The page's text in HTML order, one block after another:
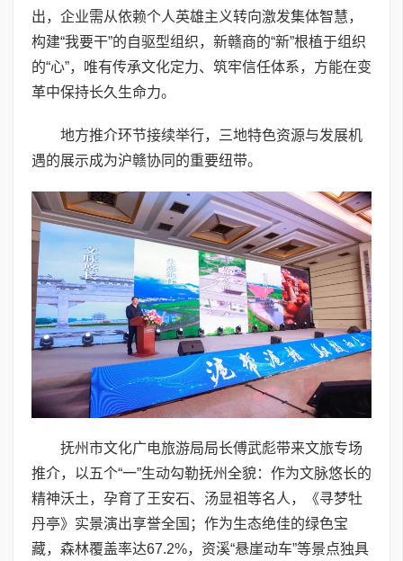
出，企业需从依赖个人英雄主义转向激发集体智慧，
构建“我要干”的自驱型组织，新赣商的“新”根植于组织
的“心”，唯有传承文化定力、筑牢信任体系，方能在变
革中保持长久生命力。
地方推介环节接续举行，三地特色资源与发展机
遇的展示成为沪赣协同的重要纽带。
抚州市文化广电旅游局局长傅武彪带来文旅专场
推介，以五个“一”生动勾勒抚州全貌：作为文脉悠长的
精神沃土，孕育了王安石、汤显祖等名人，《寻梦牡
丹亭》实景演出享誉全国；作为生态绝佳的绿色宝
藏，森林覆盖率达67.2%，资溪“悬崖动车”等景点独具